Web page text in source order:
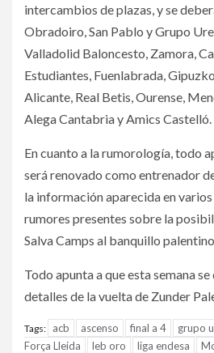
intercambios de plazas, y se
Obradoiro, San Pablo y Grupo
Valladolid Baloncesto, Zamora,
Estudiantes, Fuenlabrada,
Alicante, Real Betis, Ourense,
Alega Cantabria y Amics Castelló.
En cuanto a la rumorología, todo
será renovado como entrenador
la información aparecida en
rumores presentes sobre la
Salva Camps al banquillo palentino.
Todo apunta a que esta semana
detalles de la vuelta de Zunder
Tags: acb ascenso final a 4 grupo
Força Lleida
leb oro liga endesa